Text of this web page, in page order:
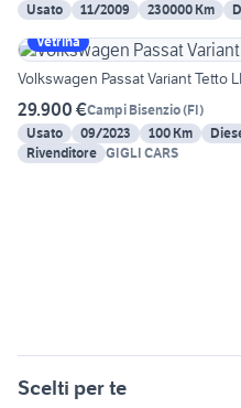
Usato
11/2009 230000 Km
Vetrina
Volkswagen Passat Variant Tetto
29.900 €Campi Bisenzio(FI)
Usato
09/2023 100 Km
Rivenditore GIGLI CARS
Scelti per te